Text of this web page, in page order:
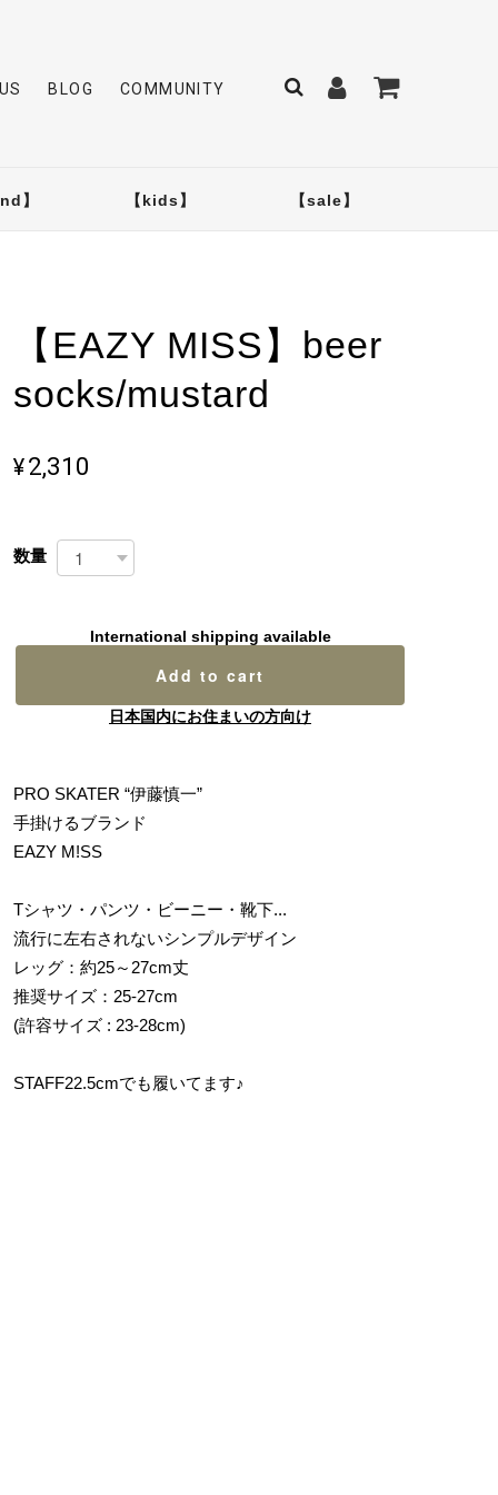
BLOG COMMUNITY
】 【kids】 【sale】
【EAZY MISS】beer
socks/mustard
¥2,310
数量
International shipping available
Add to cart
日本国内にお住まいの方向け
PRO SKATER “伊藤慎一”
手掛けるブランド
EAZY M!SS
Tシャツ・パンツ・ビーニー・靴下...
流行に左右されないシンプルデザイン
レッグ：約25～27cm丈
推奨サイズ：25-27cm
(許容サイズ : 23-28cm)
STAFF22.5cmでも履いてます♪